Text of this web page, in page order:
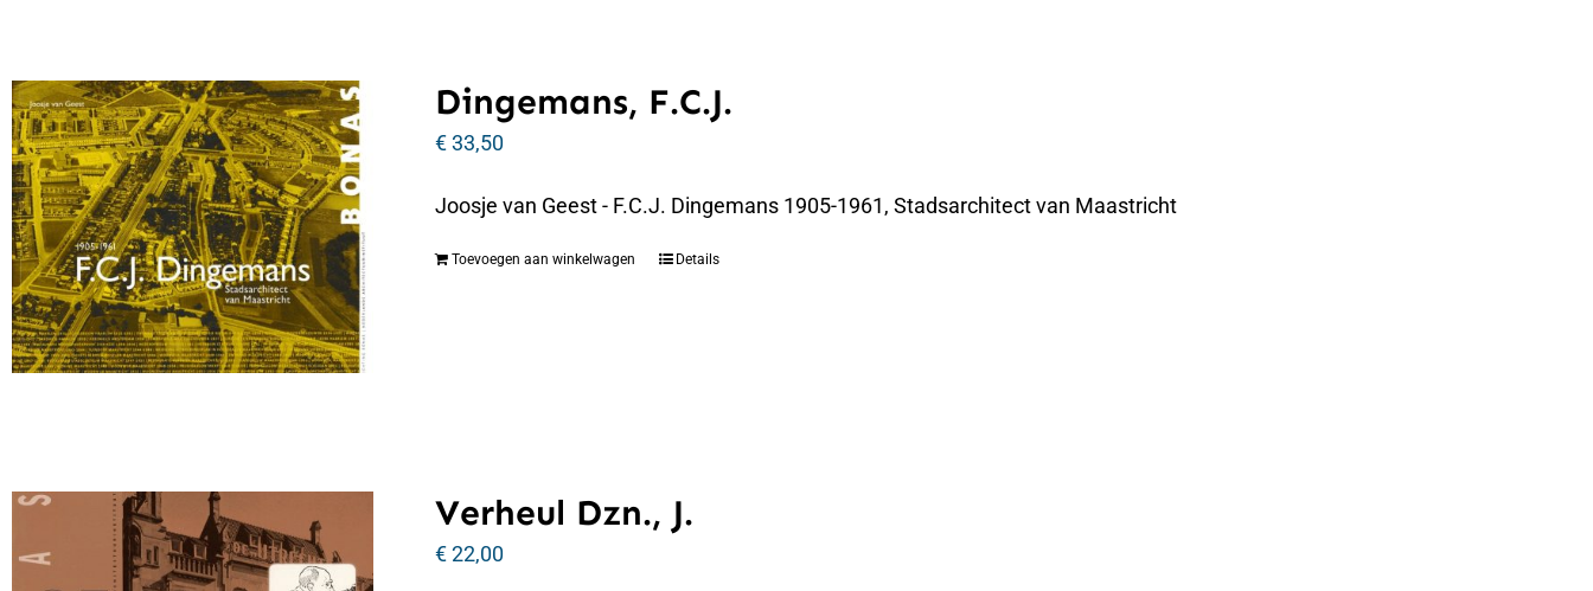
Dingemans, F.C.J.
€33,50
Joosje van Geest - F.C.J. Dingemans 1905-1961, Stadsarchitect van Maastricht
Toevoegen aan winkelwagen Details
Verheul Dzn., J.
€22,00